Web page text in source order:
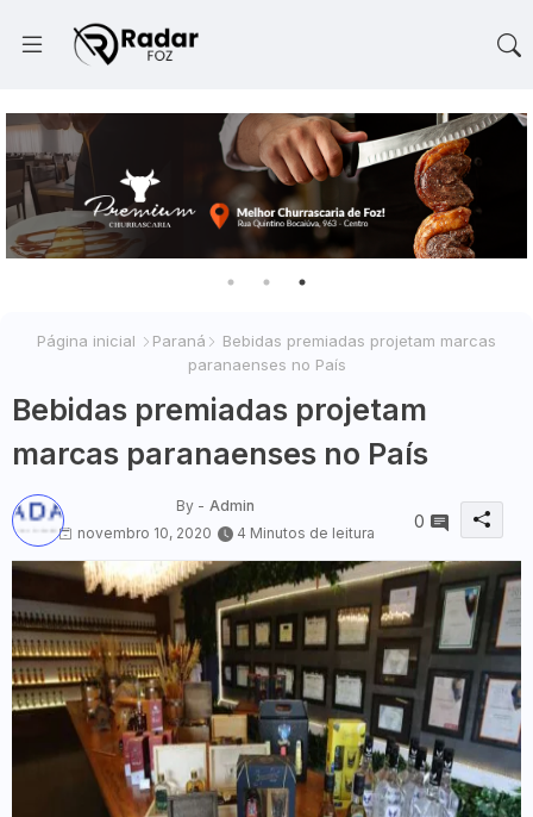
Página inicial Paraná
Bebidas premiadas projetam marcas
paranaenses no País
Bebidas premiadas projetam
marcas paranaenses no País
By - Admin
novembro 10, 2020
4 Minutos de leitura
0